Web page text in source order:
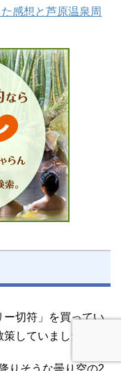
感想と芦原温泉周
ー切符」を買ってい
していました。
りそうな曇り空の2